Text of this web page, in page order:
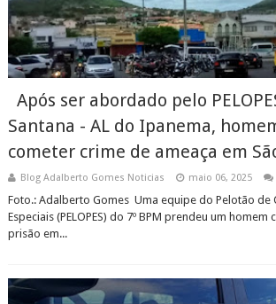
Após ser abordado pelo
Santana - AL do Ipanema,
cometer crime de ameaça em
Blog Adalberto Gomes Noticias maio 06, 2025
Foto.: Adalberto Gomes Uma equipe do Pelotão de
Especiais (PELOPES) do 7º BPM prendeu um
prisão em...